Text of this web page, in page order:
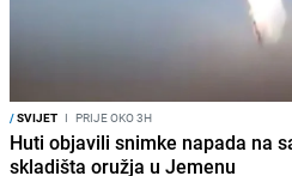
/SVIJET I PRIJE OKO 3H
Huti objavili snimke napada na
skladišta oružja u Jemenu